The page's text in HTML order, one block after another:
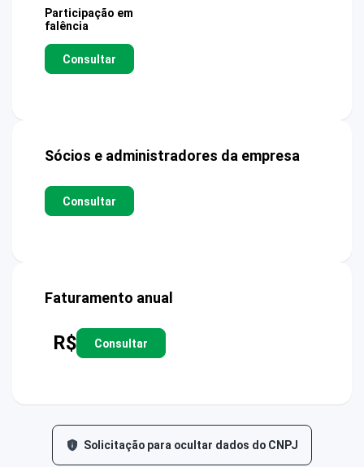
Participação em
falência
Consultar
Sócios e administradores da empresa
Consultar
Faturamento anual
R$ Consultar
Solicitação para ocultar dados do CNPJ